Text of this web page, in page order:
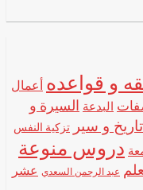
و قواعده أعمال
البدعة السيرة و
تاريخ و سير تزكية النفس
دروس منوعة
عبد الرحمن السعدي عشر